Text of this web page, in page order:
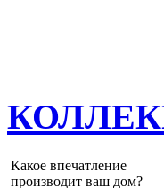
Какое впечатление
производит ваш дом?